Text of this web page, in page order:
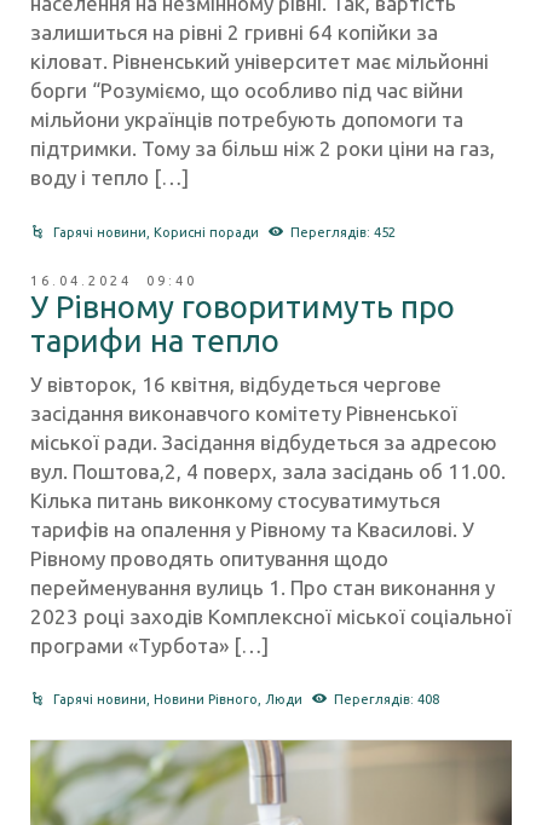
залишиться на рівні 2 гривні 64 копійки за
кіловат. Рівненський університет має мільйонні
борги “Розуміємо, що особливо під час війни
мільйони українців потребують допомоги та
підтримки. Тому за більш ніж 2 роки ціни на газ,
воду і тепло […]
Гарячі новини ,Корисні поради Переглядів: 452
16.04.2024 09:40
У Рівному говоритимуть про
тарифи на тепло
У вівторок, 16 квітня, відбудеться чергове
засідання виконавчого комітету Рівненської
міської ради. Засідання відбудеться за адресою
вул. Поштова,2, 4 поверх, зала засідань об 11.00.
Кілька питань виконкому стосуватимуться
тарифів на опалення у Рівному та Квасилові. У
Рівному проводять опитування щодо
перейменування вулиць 1. Про стан виконання у
2023 році заходів Комплексної міської соціальної
програми «Турбота» […]
Гарячі новини ,Новини Рівного Люди Переглядів: 408